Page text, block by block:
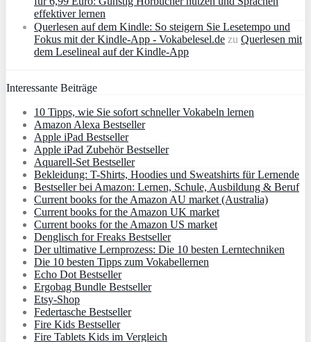
effektiver lernen
Querlesen auf dem Kindle: So steigern Sie Lesetempo und
Fokus mit der Kindle-App - Vokabelesel.de zu Querlesen mit
dem Leselineal auf der Kindle-App
Interessante Beiträge
10 Tipps, wie Sie sofort schneller Vokabeln lernen
Amazon Alexa Bestseller
Apple iPad Bestseller
Apple iPad Zubehör Bestseller
Aquarell-Set Bestseller
Bekleidung: T-Shirts, Hoodies und Sweatshirts für Lernende
Bestseller bei Amazon: Lernen, Schule, Ausbildung & Beruf
Current books for the Amazon AU market (Australia)
Current books for the Amazon UK market
Current books for the Amazon US market
Denglisch for Freaks Bestseller
Der ultimative Lernprozess: Die 10 besten Lerntechniken
Die 10 besten Tipps zum Vokabellernen
Echo Dot Bestseller
Ergobag Bundle Bestseller
Etsy-Shop
Federtasche Bestseller
Fire Kids Bestseller
Fire Tablets Kids im Vergleich